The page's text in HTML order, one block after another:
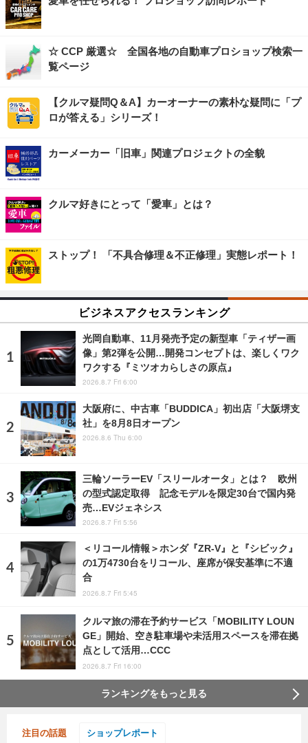
☆ CCP 厳選☆ 全国各地の自動車プロショップ検索一
覧ページ
【クルマ疑問Q＆A】カーオーナーの素朴な疑問に「プ
ロが答える」シリーズ！
カーメーカー「旧車」関連プロジェクトの全貌
クルマ好きにとって「愛車」とは？
ストップ！ 「不具合修理＆不正修理」実態レポート！
ビジネスアクセスランキング
光岡自動車、11月発売予定の新型車「ティザー画
像」第2弾を公開…開発コンセプトは、楽しくワク
ワクする『ミツオカらしさの原点』
2026.8.7 Fri 6:00
大阪府に、中古車「BUDDICA」初出店「大阪堺支
社」を8月8日オープン
2026.8.6 Thu 6:00
三輪ソーラーEV「スリールオータ」とは？ 欧州
の型式認定取得 記念モデルを限定30台で国内発
売…EVジェネシス
2026.8.7 Fri 5:56
＜リコール情報＞ホンダ『ZR-V』と『シビック』
の1万4730台をリコール、座席が保安基準に不適
合
2026.8.7 Fri 5:45
クルマ旅の滞在予約サービス「MOBILITY LOUN
GE」開始、空き駐車場や未活用スペースを滞在拠
点として活用…CCC
2026.8.7 Fri 16:00
ランキングをもっと見る
注目の話題 ショップレポート